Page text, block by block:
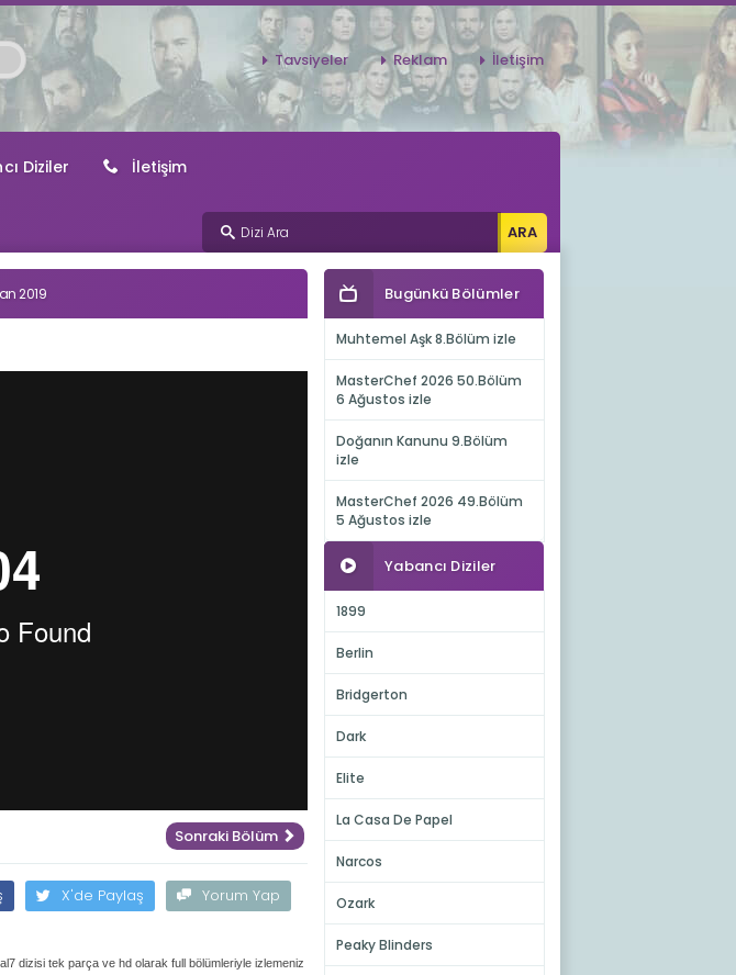
Tavsiyeler Reklam İletişim
Diziler İletişim
2019
Sonraki Bölüm
X'de Paylaş Yorum Yap
dizisi tek parça ve hd olarak full bölümleriyle izlemeniz
Bugünkü Bölümler
Muhtemel Aşk 8.Bölüm izle
MasterChef 2026 50.Bölüm
6 Ağustos izle
Doğanın Kanunu 9.Bölüm
izle
MasterChef 2026 49.Bölüm
5 Ağustos izle
Yabancı Diziler
1899
Berlin
Bridgerton
Dark
Elite
La Casa De Papel
Narcos
Ozark
Peaky Blinders